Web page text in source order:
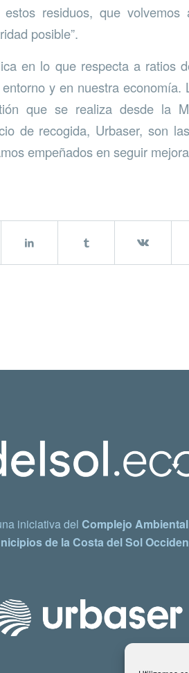
residuos, que volvemos
posible”.
en lo que respecta a ratios
y en nuestra economía.
que se realiza desde la
de recogida, Urbaser, son
empeñados en seguir
iniciativa del Complejo
de la Costa del Sol